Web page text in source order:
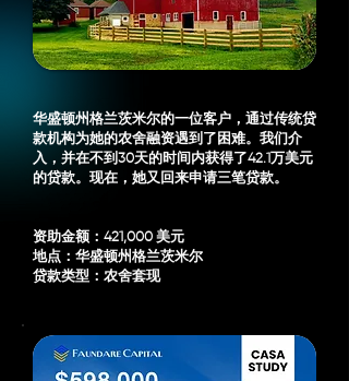
华盛顿州格兰茨米尔的一位客户，通过传统贷
款机构为她的农舍融资遇到了困难。我们介
入，并在不到30天的时间内获得了42.1万美元
的贷款。现在，她又回来申请三笔贷款。
资助金额：421,000 美元
地点：华盛顿州格兰茨米尔
贷款类型：农舍套现